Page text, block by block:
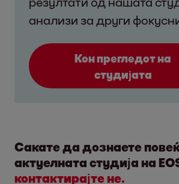
анализи за други
Кон прегледот на
студијата
Сакате да дознаете
актуелната студија на
контактирајте не.